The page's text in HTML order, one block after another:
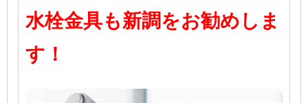
水栓金具も新調をお勧めしま
す！